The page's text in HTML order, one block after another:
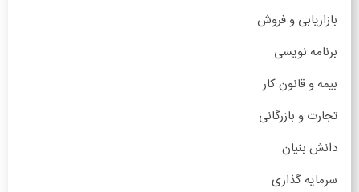
بازاریابی و فروش
برنامه نویسی
بیمه و قانون کار
تجارت و بازرگانی
دانش بنیان
سرمایه گذاری